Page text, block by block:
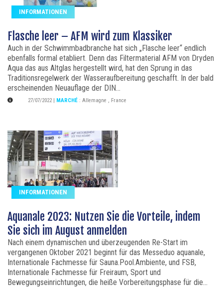
INFORMATIONEN
Flasche leer – AFM wird zum Klassiker
Auch in der Schwimmbadbranche hat sich „Flasche leer“ endlich
ebenfalls formal etabliert. Denn das Filtermaterial AFM von Dryden
Aqua das aus Altglas hergestellt wird, hat den Sprung in das
Traditionsregelwerk der Wasseraufbereitung geschafft. In der bald
erscheinenden Neuauflage der DIN...
27/07/2022 MARCHÉ : Allemagne , France
INFORMATIONEN
Aquanale 2023: Nutzen Sie die Vorteile, indem
Sie sich im August anmelden
Nach einem dynamischen und überzeugenden Re-Start im
vergangenen Oktober 2021 beginnt für das Messeduo aquanale,
Internationale Fachmesse für Sauna.Pool.Ambiente, und FSB,
Internationale Fachmesse für Freiraum, Sport und
Bewegungseinrichtungen, die heiße Vorbereitungsphase für die...